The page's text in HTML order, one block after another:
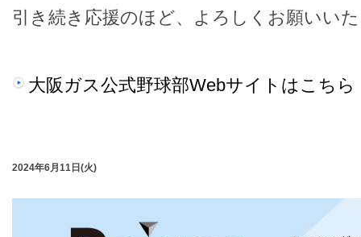
引き続き応援のほど、よろしくお願いい
大阪ガス公式野球部Webサイトはこちら
2024年6月11日(火)